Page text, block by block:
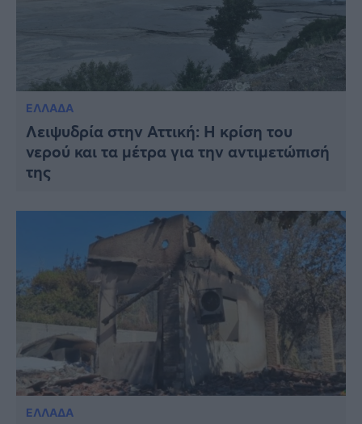
ΕΛΛΑΔΑ
Λειψυδρία στην Αττική: Η κρίση του
νερού και τα μέτρα για την αντιμετώπισή
της
ΕΛΛΑΔΑ